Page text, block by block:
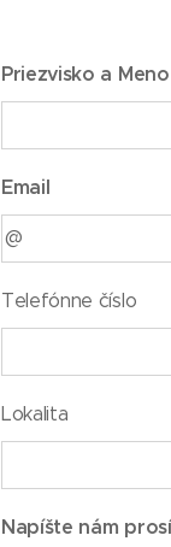
Priezvisko a Meno
Email
Telefónne číslo
Lokalita
Napíšte nám